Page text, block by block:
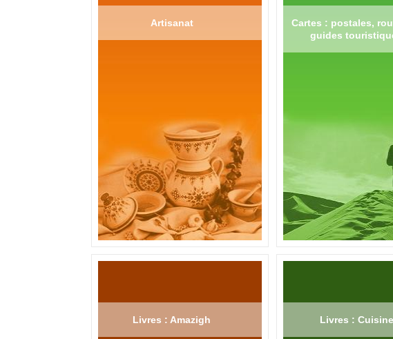
Artisanat
Cartes : postales,
guides
Livres : Amazigh Livres : Cuisine